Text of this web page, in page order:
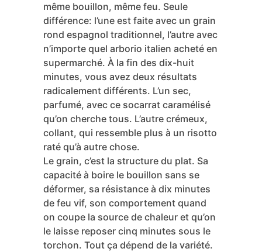
même bouillon, même feu. Seule
différence: l’une est faite avec un grain
rond espagnol traditionnel, l’autre avec
n’importe quel arborio italien acheté en
supermarché. À la fin des dix-huit
minutes, vous avez deux résultats
radicalement différents. L’un sec,
parfumé, avec ce socarrat caramélisé
qu’on cherche tous. L’autre crémeux,
collant, qui ressemble plus à un risotto
raté qu’à autre chose.
Le grain, c’est la structure du plat. Sa
capacité à boire le bouillon sans se
déformer, sa résistance à dix minutes
de feu vif, son comportement quand
on coupe la source de chaleur et qu’on
le laisse reposer cinq minutes sous le
torchon. Tout ça dépend de la variété.